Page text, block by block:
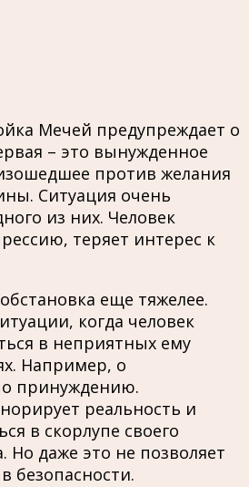
Мечей предупреждает о
– это вынужденное
против желания
Ситуация очень
из них. Человек
теряет интерес к
еще тяжелее.
когда человек
в неприятных ему
Например, о
принуждению.
реальность и
в скорлупе своего
Но даже это не позволяет
безопасности.